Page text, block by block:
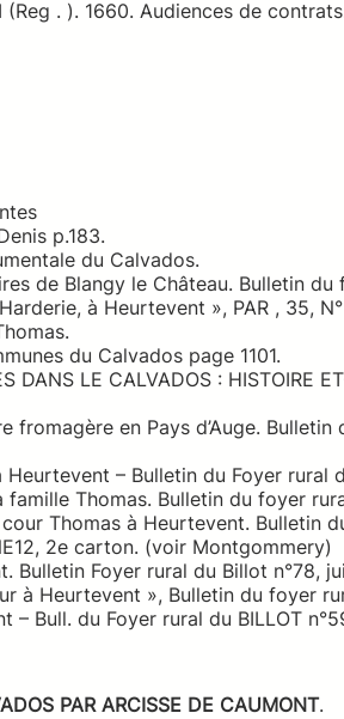
. ). 1660. Audiences de
p.183.
du Calvados.
de Blangy le Château. Bulletin
à Heurtevent », PAR , 35,
du Calvados page 1101.
DANS LE CALVADOS : HISTOIRE
fromagère en Pays d’Auge.
Heurtevent – Bulletin du Foyer rural
famille Thomas. Bulletin du foyer
Thomas à Heurtevent. Bulletin
2e carton. (voir Montgommery)
Bulletin Foyer rural du Billot n°78,
à Heurtevent », Bulletin du foyer
– Bull. du Foyer rural du BILLOT
PAR ARCISSE DE CAUMONT.